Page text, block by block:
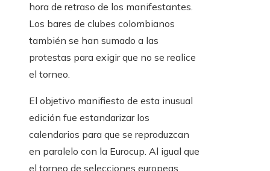
hora de retraso de los manifestantes.
Los bares de clubes colombianos
también se han sumado a las
protestas para exigir que no se realice
el torneo.
El objetivo manifiesto de esta inusual
edición fue estandarizar los
calendarios para que se reproduzcan
en paralelo con la Eurocup. Al igual que
el torneo de selecciones europeas,